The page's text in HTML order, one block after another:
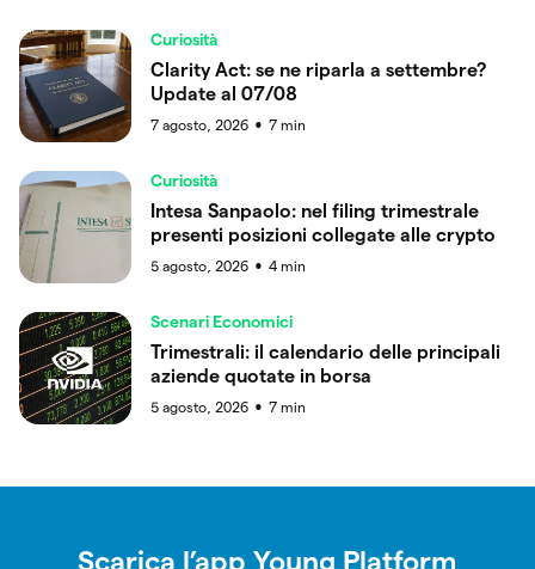
Curiosità
Clarity Act: se ne riparla a settembre?
Update al 07/08
7 agosto, 2026 ● 7 min
Curiosità
Intesa Sanpaolo: nel filing trimestrale
presenti posizioni collegate alle crypto
5 agosto, 2026 ● 4 min
Scenari Economici
Trimestrali: il calendario delle principali
aziende quotate in borsa
5 agosto, 2026 ● 7 min
Scarica l’app Young Platform